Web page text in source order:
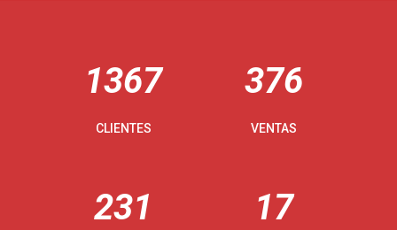
1367
CLIENTES
376
VENTAS
231 17